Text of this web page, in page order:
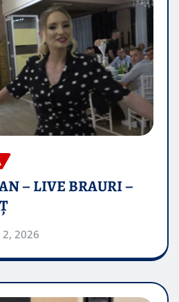
– LIVE BRAURI –
2, 2026